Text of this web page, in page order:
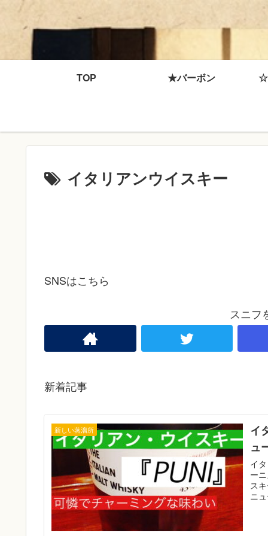
TOP ★バーボン ☆
イタリアンウイスキー
SNSはこちら
スニフ
新着記事
新しい蒸溜所
イ
ュ
イ
ー
ス
ニ